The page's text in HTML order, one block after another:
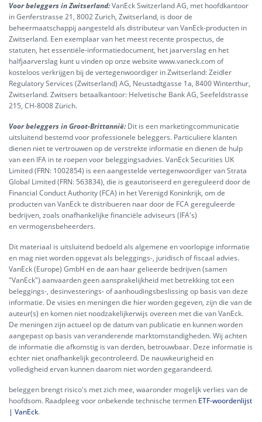
Voor beleggers in Zwitserland:VanEck Switzerland AG, met hoofdkantoor
in Genferstrasse 21, 8002 Zurich, Zwitserland, is door de
beheermaatschappij aangesteld als distributeur van VanEck-producten in
Zwitserland. Een exemplaar van het meest recente prospectus, de
statuten, het essentiële-informatiedocument, het jaarverslag en het
halfjaarverslag kunt u vinden op onze website www.vaneck.com of
kosteloos verkrijgen bij de vertegenwoordiger in Zwitserland: Zeidler
Regulatory Services (Zwitserland) AG, Neustadtgasse 1a, 8400 Winterthur,
Zwitserland. Zwitsers betaalkantoor: Helvetische Bank AG, Seefeldstrasse
215, CH-8008 Zürich.
Voor beleggers in Groot-Brittannië:Dit is een marketingcommunicatie
uitsluitend bestemd voor professionele beleggers. Particuliere klanten
dienen niet te vertrouwen op de verstrekte informatie en dienen de hulp
van een IFA in te roepen voor beleggingsadvies. VanEck Securities UK
Limited (FRN: 1002854) is een aangestelde vertegenwoordiger van Strata
Global Limited (FRN: 563834), die is geautoriseerd en gereguleerd door de
Financial Conduct Authority (FCA) in het Verenigd Koninkrijk, om de
producten van VanEck te distribueren naar door de FCA gereguleerde
bedrijven, zoals onafhankelijke financiële adviseurs (IFA's)
en vermogensbeheerders.
Dit materiaal is uitsluitend bedoeld als algemene en voorlopige informatie
en mag niet worden opgevat als beleggings-, juridisch of fiscaal advies.
VanEck (Europe) GmbH en de aan haar gelieerde bedrijven (samen
"VanEck") aanvaarden geen aansprakelijkheid met betrekking tot een
beleggings-, desinvesterings- of aanhoudingsbeslissing op basis van deze
informatie. De visies en meningen die hier worden gegeven, zijn die van de
auteur(s) en komen niet noodzakelijkerwijs overeen met die van VanEck.
De meningen zijn actueel op de datum van publicatie en kunnen worden
aangepast op basis van veranderende marktomstandigheden. Wij achten
de informatie die afkomstig is van derden, betrouwbaar. Deze informatie is
echter niet onafhankelijk gecontroleerd. De nauwkeurigheid en
volledigheid ervan kunnen daarom niet worden gegarandeerd.
beleggen brengt risico's met zich mee, waaronder mogelijk verlies van de
hoofdsom. Raadpleeg voor onbekende technische termen ETF-woordenlijst
| VanEck.